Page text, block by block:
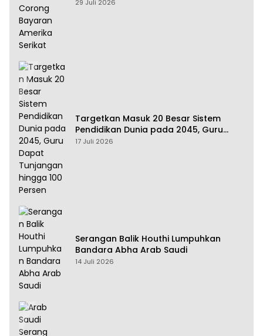
29 Juli 2026
Targetkan Masuk 20 Besar Sistem
Pendidikan Dunia pada 2045, Guru
Dapat Tunjangan hingga 100 Persen
17 Juli 2026
Serangan Balik Houthi Lumpuhkan
Bandara Abha Arab Saudi
14 Juli 2026